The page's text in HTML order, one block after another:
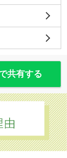
共有する